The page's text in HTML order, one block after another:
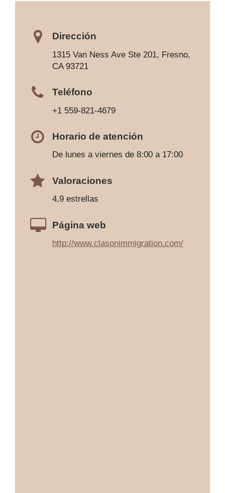
Dirección
1315 Van Ness Ave Ste 201, Fresno,
CA 93721
Teléfono
+1 559-821-4679
Horario de atención
De lunes a viernes de 8:00 a 17:00
Valoraciones
4,9 estrellas
Página web
http://www.clasonimmigration.com/